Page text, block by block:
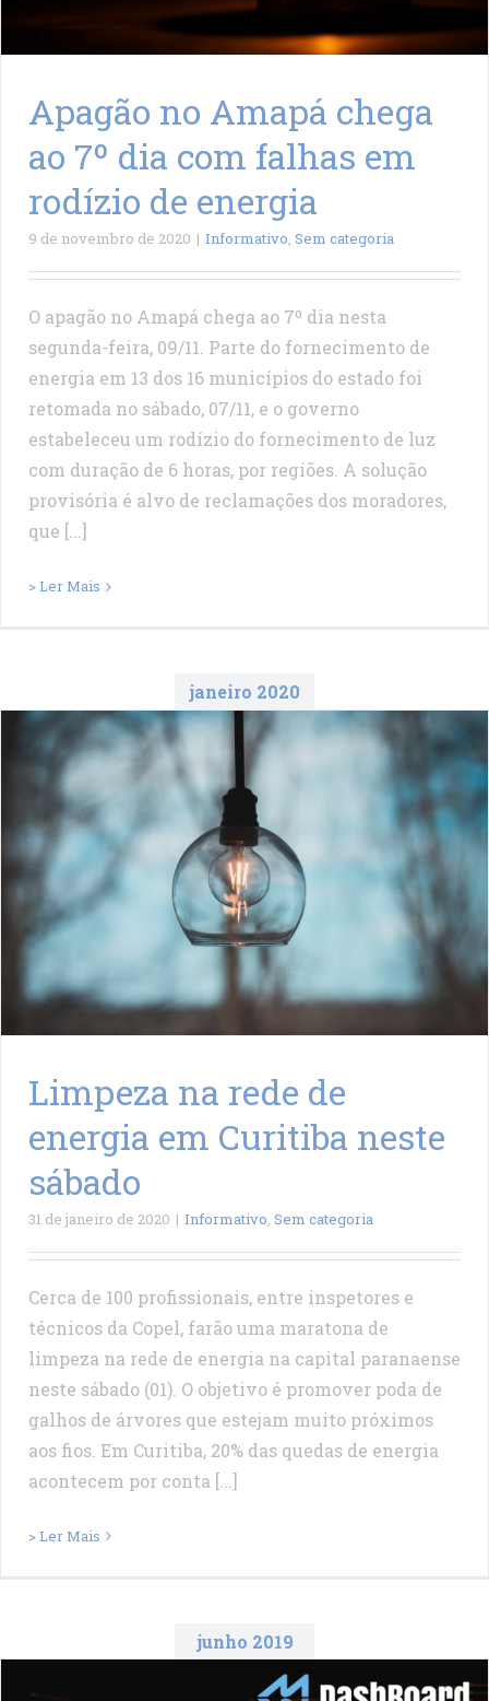
Apagão no Amapá chega
ao 7º dia com falhas em
rodízio de energia
9 de novembro de 2020 | Informativo, Sem categoria
O apagão no Amapá chega ao 7º dia nesta
segunda-feira, 09/11. Parte do fornecimento de
energia em 13 dos 16 municípios do estado foi
retomada no sábado, 07/11, e o governo
estabeleceu um rodízio do fornecimento de luz
com duração de 6 horas, por regiões. A solução
provisória é alvo de reclamações dos moradores,
que [...]
> Ler Mais
janeiro 2020
Limpeza na rede de
energia em Curitiba neste
sábado
31 de janeiro de 2020 | Informativo, Sem categoria
Cerca de 100 profissionais, entre inspetores e
técnicos da Copel, farão uma maratona de
limpeza na rede de energia na capital paranaense
neste sábado (01). O objetivo é promover poda de
galhos de árvores que estejam muito próximos
aos fios. Em Curitiba, 20% das quedas de energia
acontecem por conta [...]
> Ler Mais
junho 2019